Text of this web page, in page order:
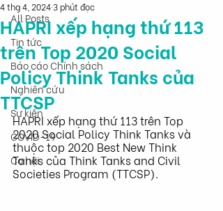
All Posts
Tin tức
Báo cáo Chính sách
Nghiên cứu
Sự kiện
COVID-19
Cơ hội
HAPRI xếp hạng thứ 113
trên Top 2020 Social
Policy Think Tanks của
TTCSP
4 thg 4, 2024 3 phút đọc
HAPRI xếp hạng thứ 113 trên Top
2020 Social Policy Think Tanks và
thuộc top 2020 Best New Think
Tanks của Think Tanks and Civil
Societies Program (TTCSP).